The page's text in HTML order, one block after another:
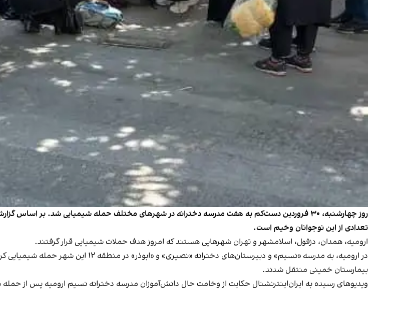
روز چهارشنبه، ۳۰ فروردین دست‌کم به هفت مدرسه دخترانه در شهرهای مختلف حمله شیمیایی شد. بر
تعدادی از این نوجوانان وخیم است.
ارومیه، همدان، دزفول، اسلامشهر و تهران شهرهایی هستند که امروز هدف حملات شیمیایی قرار گرفتند.
در ارومیه، به مدرسه «نسیم» و دبیرستان‌های
بیمارستان خمینی منتقل شدند.
ویدیوهای رسیده به ایران‌اینترنشنال حکایت از وخامت حال دانش‌آموزان مدرسه دخترانه نسیم ارومیه پس از